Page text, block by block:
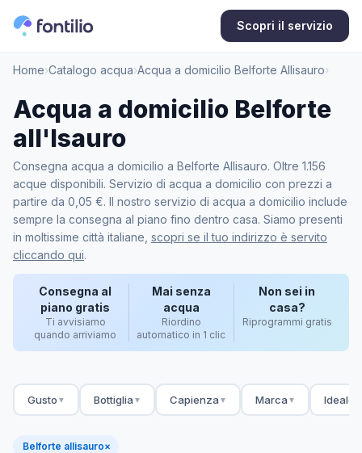
Scopri il servizio
Home›Catalogo acqua›Acqua a domicilio Belforte Allisauro›
Acqua a domicilio Belforte
all'Isauro
Consegna acqua a domicilio a Belforte Allisauro. Oltre 1.156
acque disponibili. Servizio di acqua a domicilio con prezzi a
partire da 0,05 €. Il nostro servizio di acqua a domicilio include
sempre la consegna al piano fino dentro casa. Siamo presenti
in moltissime città italiane, scopri se il tuo indirizzo è servito
cliccando qui.
Consegna al
piano gratis
Ti avvisiamo
quando arriviamo
Mai senza
acqua
Riordino
automatico in 1 clic
Non sei in
casa?
Riprogrammi gratis
Gusto ▼ Bottiglia ▼ Capienza ▼ Marca ▼ Ideale
Belforte allisauro×